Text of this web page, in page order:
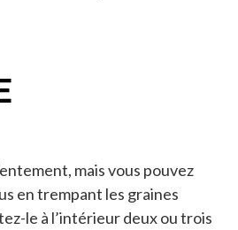
mais vous pouvez
en trempant les graines
le à l’intérieur deux ou trois